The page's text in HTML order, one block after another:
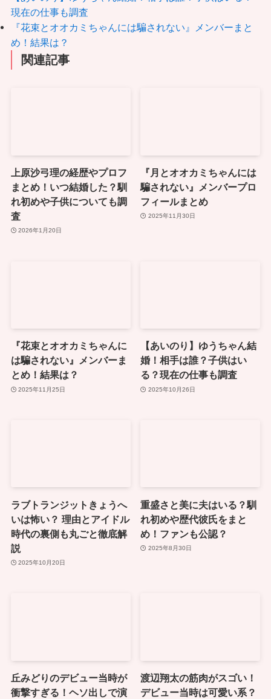
現在の仕事も調査
『花束とオオカミちゃんには騙されない』メンバーまと
め！結果は？
関連記事
上原沙弓理の経歴やプロフ
まとめ！いつ結婚した？馴
れ初めや子供についても調
査
2026年1月20日
『月とオオカミちゃんには
騙されない』メンバープロ
フィールまとめ
2025年11月30日
『花束とオオカミちゃんに
は騙されない』メンバーま
とめ！結果は？
2025年11月25日
【あいのり】ゆうちゃん結
婚！相手は誰？子供はい
る？現在の仕事も調査
2025年10月26日
ラブトランジットきょうへ
いは怖い？ 理由とアイドル
時代の裏側も丸ごと徹底解
説
2025年10月20日
重盛さと美に夫はいる？馴
れ初めや歴代彼氏をまと
め！ファンも公認？
2025年8月30日
丘みどりのデビュー当時が
衝撃すぎる！ヘソ出しで演
渡辺翔太の筋肉がスゴい！
デビュー当時は可愛い系？